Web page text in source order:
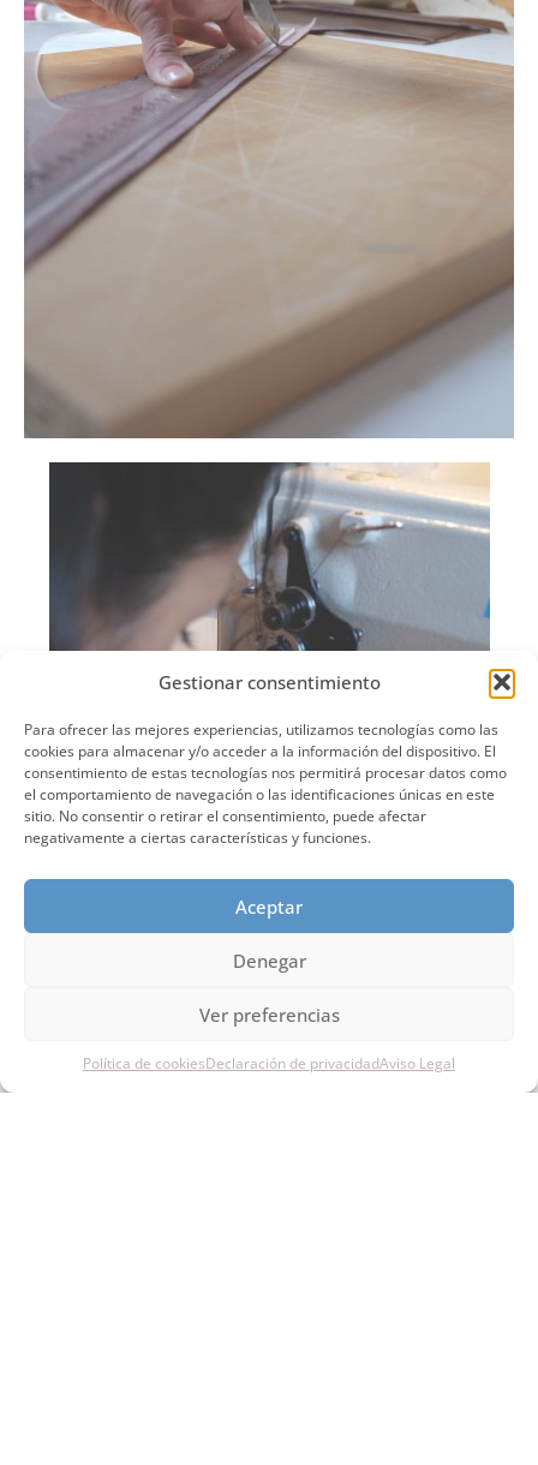
Gestionar consentimiento
Para ofrecer las mejores experiencias, utilizamos tecnologías como las
cookies para almacenar y/o acceder a la información del dispositivo. El
consentimiento de estas tecnologías nos permitirá procesar datos como
el comportamiento de navegación o las identificaciones únicas en este
sitio. No consentir o retirar el consentimiento, puede afectar
negativamente a ciertas características y funciones.
Aceptar
Denegar
Ver preferencias
Política de cookiesDeclaración de privacidadAviso Legal